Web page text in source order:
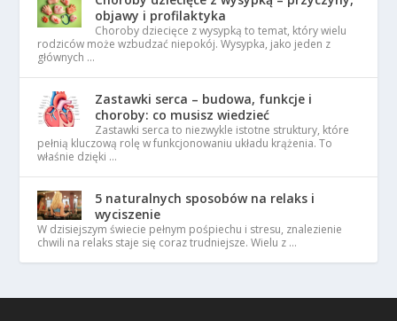
objawy i profilaktyka
Choroby dziecięce z wysypką to temat, który wielu
rodziców może wzbudzać niepokój. Wysypka, jako jeden z
głównych …
Zastawki serca – budowa, funkcje i
choroby: co musisz wiedzieć
Zastawki serca to niezwykle istotne struktury, które
pełnią kluczową rolę w funkcjonowaniu układu krążenia. To
właśnie dzięki …
5 naturalnych sposobów na relaks i
wyciszenie
W dzisiejszym świecie pełnym pośpiechu i stresu, znalezienie
chwili na relaks staje się coraz trudniejsze. Wielu z …